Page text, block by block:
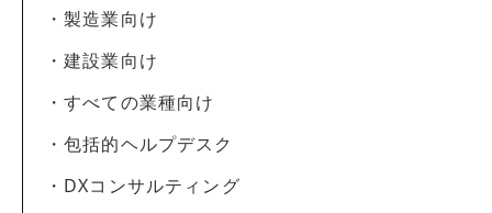
・製造業向け
・建設業向け
・すべての業種向け
・包括的ヘルプデスク
・DXコンサルティング